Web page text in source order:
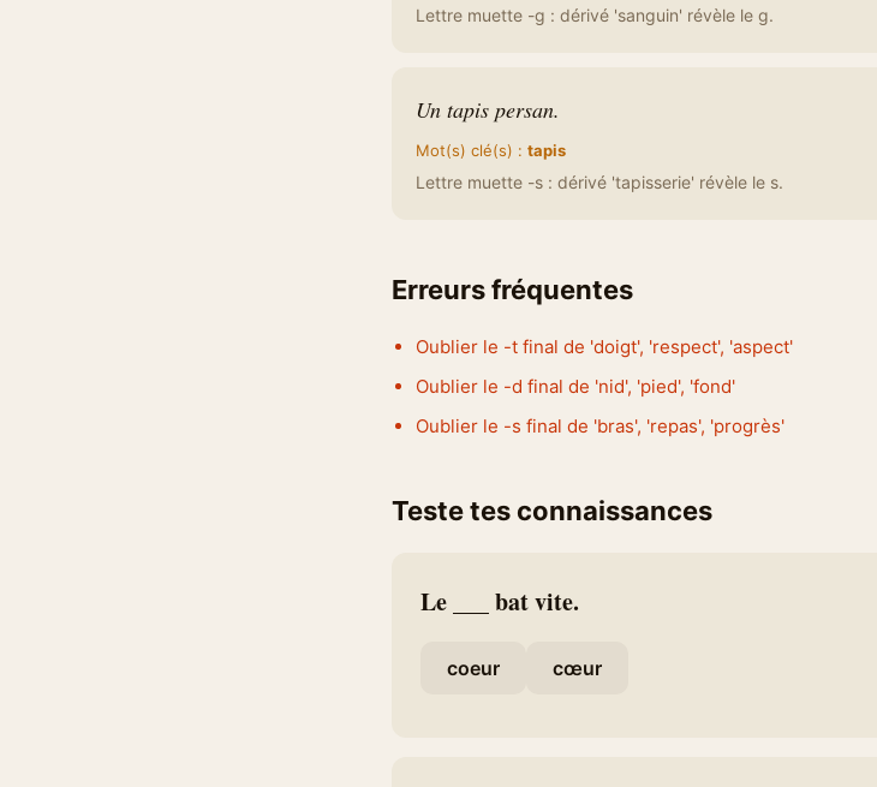
Lettre muette -g : dérivé 'sanguin' révèle le g.
Un tapis persan.
Mot(s) clé(s) : tapis
Lettre muette -s : dérivé 'tapisserie' révèle le s.
Erreurs fréquentes
Oublier le -t final de 'doigt', 'respect', 'aspect'
Oublier le -d final de 'nid', 'pied', 'fond'
Oublier le -s final de 'bras', 'repas', 'progrès'
Teste tes connaissances
Le ___ bat vite.
coeur cœur